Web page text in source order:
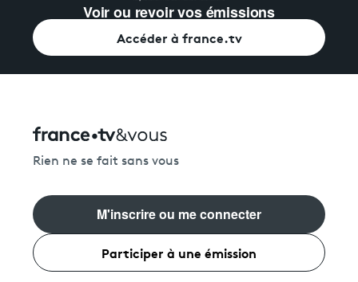
Voir ou revoir vos émissions
Accéder à france.tv
Rien ne se fait sans vous
M'inscrire ou me connecter
Participer à une émission